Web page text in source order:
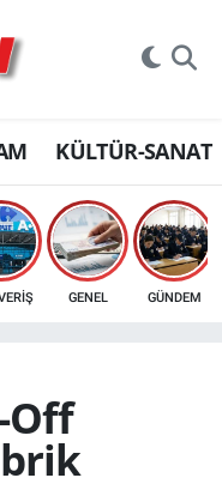
KÜLTÜR-SANAT
GENEL GÜNDEM
Off